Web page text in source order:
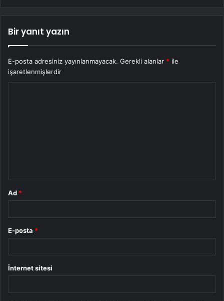
Bir yanıt yazın
E-posta adresiniz yayınlanmayacak. Gerekli alanlar * ile
işaretlenmişlerdir
Ad *
E-posta *
İnternet sitesi